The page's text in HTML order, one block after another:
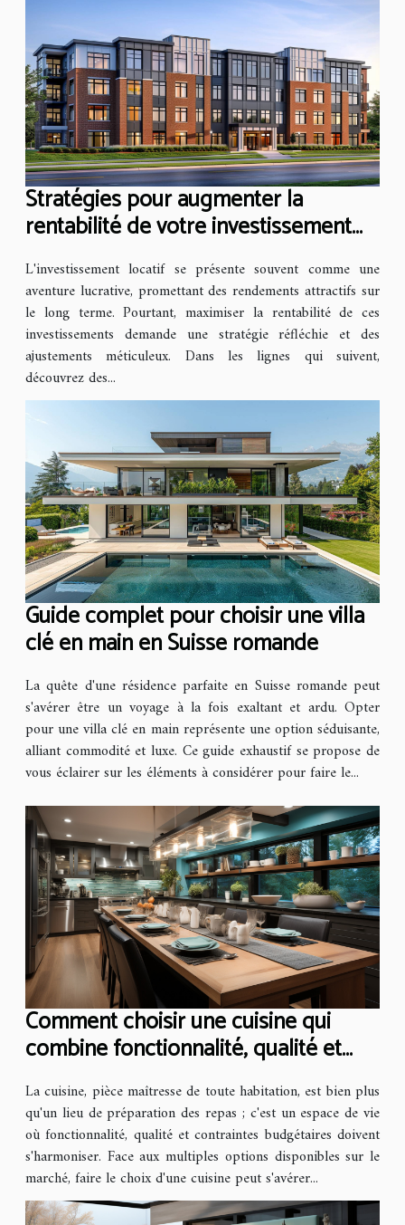
Stratégies pour augmenter la
rentabilité de votre investissement
locatif
L'investissement locatif se présente souvent comme une
aventure lucrative, promettant des rendements attractifs sur
le long terme. Pourtant, maximiser la rentabilité de ces
investissements demande une stratégie réfléchie et des
ajustements méticuleux. Dans les lignes qui suivent,
découvrez des...
Guide complet pour choisir une villa
clé en main en Suisse romande
La quête d'une résidence parfaite en Suisse romande peut
s'avérer être un voyage à la fois exaltant et ardu. Opter
pour une villa clé en main représente une option séduisante,
alliant commodité et luxe. Ce guide exhaustif se propose de
vous éclairer sur les éléments à considérer pour faire le...
Comment choisir une cuisine qui
combine fonctionnalité, qualité et
budget adapté
La cuisine, pièce maîtresse de toute habitation, est bien plus
qu'un lieu de préparation des repas ; c'est un espace de vie
où fonctionnalité, qualité et contraintes budgétaires doivent
s'harmoniser. Face aux multiples options disponibles sur le
marché, faire le choix d'une cuisine peut s'avérer...